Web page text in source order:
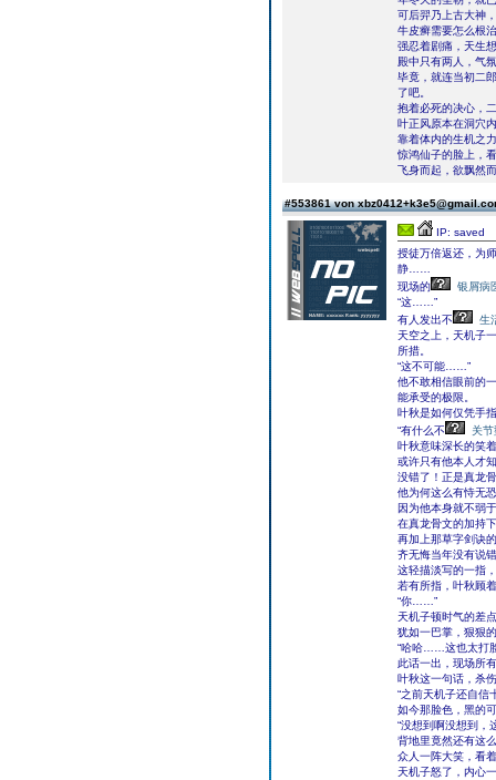
可后羿乃上古大神
牛皮癣需要怎么根
强忍着剧痛，天生
殿中只有两人，气
毕竟，就连当初二
了吧。
抱着必死的决心，
叶正风原本在洞穴
靠着体内的生机之
惊鸿仙子的脸上，
飞身而起，欲飘然
#553861 von
IP: saved
授徒万倍返还，为
静……
现场的
银屑病
“这……”
有人发出不
生
天空之上，天机子
所措。
“这不可能……”
他不敢相信眼前的
能承受的极限。
叶秋是如何仅凭手
“有什么不
关
叶秋意味深长的笑
或许只有他本人才
没错了！正是真龙
他为何这么有恃无
因为他本身就不弱
在真龙骨文的加持
再加上那草字剑诀
齐无悔当年没有说
这轻描淡写的一指
若有所指，叶秋顾
“你……”
天机子顿时气的差
犹如一巴掌，狠狠
“哈哈……这也太打
此话一出，现场所
叶秋这一句话，杀
“之前天机子还自信
如今那脸色，黑的
“没想到啊没想到，
背地里竟然还有这
众人一阵大笑，看
天机子怒了，内心